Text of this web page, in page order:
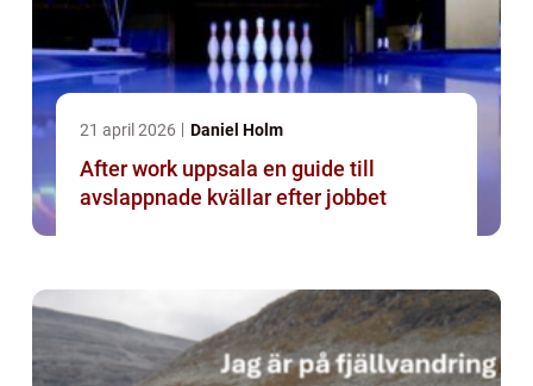
21 april 2026 Daniel Holm
After work uppsala en guide till
avslappnade kvällar efter jobbet